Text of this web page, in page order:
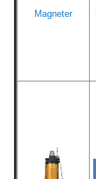
Magneter